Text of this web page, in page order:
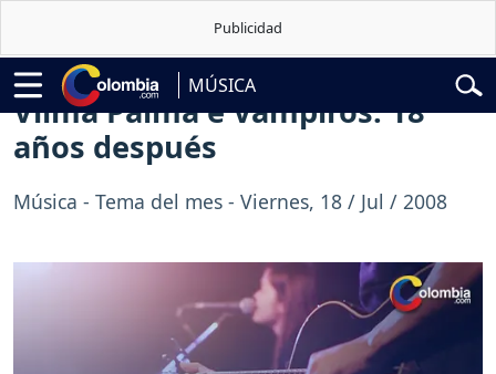
MÚSICA
de la Espriella Vuelta a Colombia
Vilma Palma e Vampiros: 18
años después
Música - Tema del mes - Viernes, 18 / Jul / 2008